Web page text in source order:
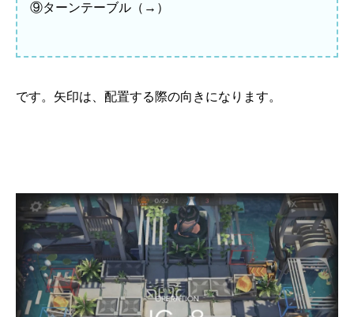
⑨ターンテーブル（→）
です。矢印は、配置する際の向きになります。